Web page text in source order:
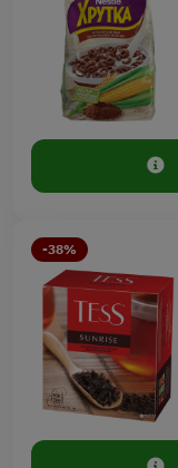
-38%